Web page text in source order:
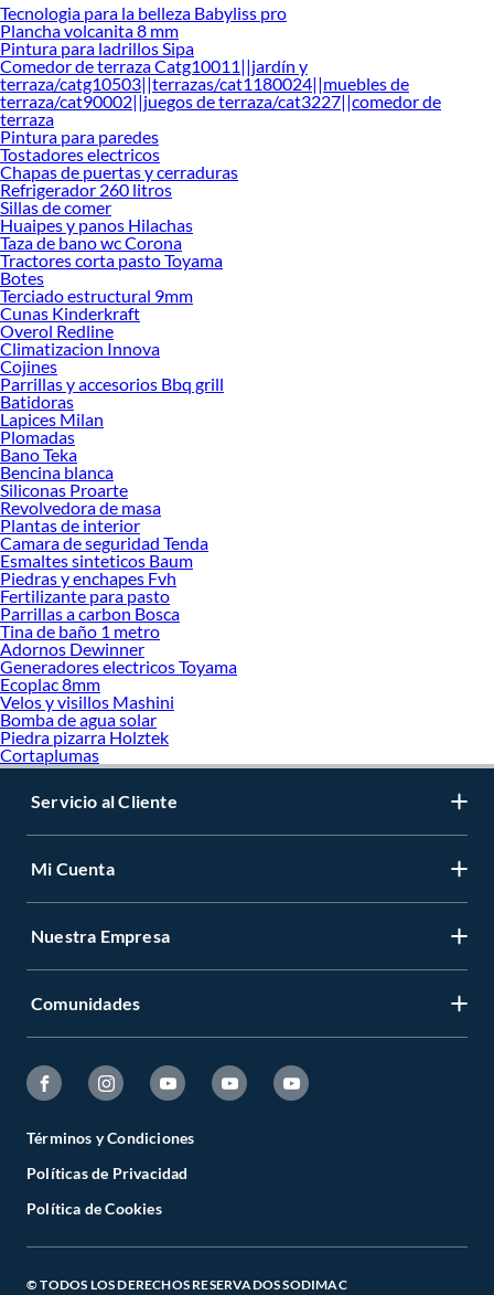
Tecnologia para la belleza Babyliss pro
Plancha volcanita 8 mm
Pintura para ladrillos Sipa
Comedor de terraza Catg10011||jardín y
terraza/catg10503||terrazas/cat1180024||muebles de
terraza/cat90002||juegos de terraza/cat3227||comedor de
terraza
Pintura para paredes
Tostadores electricos
Chapas de puertas y cerraduras
Refrigerador 260 litros
Sillas de comer
Huaipes y panos Hilachas
Taza de bano wc Corona
Tractores corta pasto Toyama
Botes
Terciado estructural 9mm
Cunas Kinderkraft
Overol Redline
Climatizacion Innova
Cojines
Parrillas y accesorios Bbq grill
Batidoras
Lapices Milan
Plomadas
Bano Teka
Bencina blanca
Siliconas Proarte
Revolvedora de masa
Plantas de interior
Camara de seguridad Tenda
Esmaltes sinteticos Baum
Piedras y enchapes Fvh
Fertilizante para pasto
Parrillas a carbon Bosca
Tina de baño 1 metro
Adornos Dewinner
Generadores electricos Toyama
Ecoplac 8mm
Velos y visillos Mashini
Bomba de agua solar
Piedra pizarra Holztek
Cortaplumas
Servicio al Cliente
Mi Cuenta
Nuestra Empresa
Comunidades
Términos y Condiciones
Políticas de Privacidad
Política de Cookies
© TODOS LOS DERECHOS RESERVADOS SODIMAC